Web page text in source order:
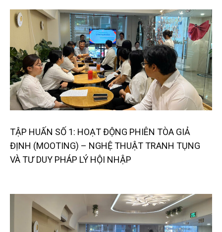
TẬP HUẤN SỐ 1: HOẠT ĐỘNG PHIÊN TÒA GIẢ
ĐỊNH (MOOTING) – NGHỆ THUẬT TRANH TỤNG
VÀ TƯ DUY PHÁP LÝ HỘI NHẬP